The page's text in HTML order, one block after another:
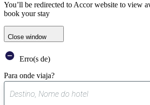
You’ll be redirected to Accor website to view
book your stay
Close window
Erro(s de)
Para onde viaja?